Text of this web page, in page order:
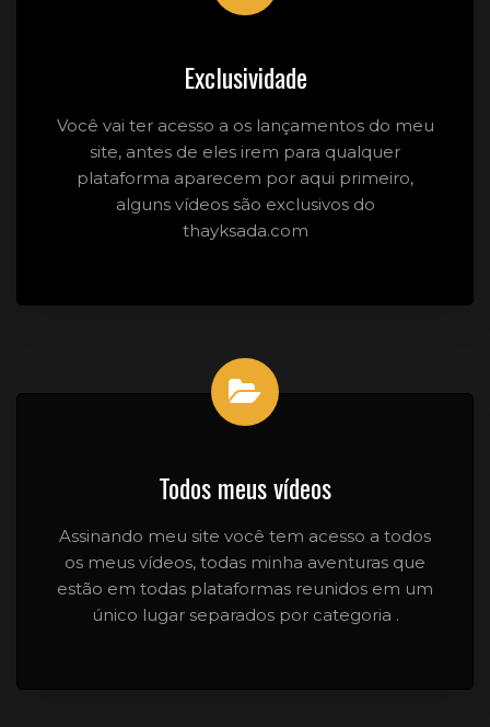
Exclusividade
Você vai ter acesso a os lançamentos do meu
site, antes de eles irem para qualquer
plataforma aparecem por aqui primeiro,
alguns vídeos são exclusivos do
thayksada.com
Todos meus vídeos
Assinando meu site você tem acesso a todos
os meus vídeos, todas minha aventuras que
estão em todas plataformas reunidos em um
único lugar separados por categoria .